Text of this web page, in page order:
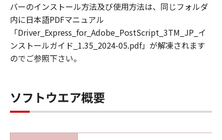
第3条（使用許諾条件）
乙は本ソフトウエア製品の全部又は一部をコン
ピュータにインストールし、本ソフトウエア製
品を使用することが出来ます。
乙は、本ソフトウエア製品を日本国内において
ションプリンティングシステムズ株式会社から
出荷された製品に対してのみ使用することがで
バーのインストール方法及び使用方法は、同じフォルダ
内に日本語PDFマニュアル
「Driver_Express_for_Adobe_PostScript_3TM_JP_イ
ンストールガイド_1.35_2024-05.pdf」が解凍されます
のでご参照下さい。
ソフトウエア概要